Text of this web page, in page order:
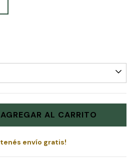
tenés envío gratis!